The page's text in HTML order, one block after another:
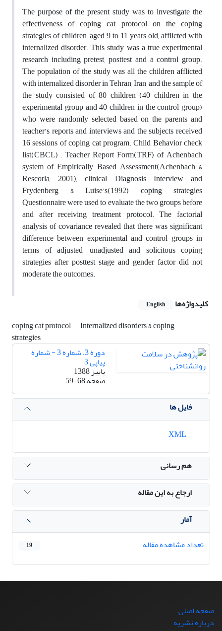
The purpose of the present study was to investigate the
effectiveness of coping cat protocol on the coping
strategies of children, aged 9 to 11 years old, afflicted with
internalized disorder. This study was a true experimental
research including pretest, posttest and a control group.
The population of the study was all the children afflicted
with internalized disorder in Tehran, Iran, and the sample of
the study consisted of 80 children (40 children in the
experimental group and 40 children in the control group)
who were randomly selected based on the parents and
teacher’s reports and interviews and the subjects received
16 sessions of coping cat program. Child Behavior check
list(CBCL) , Teacher Report Form(TRF) of Achenbach
system of Empirically Based Assessment(Achenbach &
Rescorla, 2001), clinical Diagnosis Interview and
Frydenberg & Luise’s(1992) coping strategies
Questionnaire were used to evaluate the two groups before
and after receiving treatment protocol. The factorial
analysis of covariance revealed that there was significant
difference between experimental and control groups in
terms of adjusted, unadjusted and solicitous coping
strategies after posttest stage and gender factor did not
moderate the outcomes.
کلیدواژه‌ها
English
coping cat protocol
Internalized disorders & coping
strategies
دوره 3، شماره 3 - شماره
پیاپی 3
پاییز 1388
صفحه59-68
فایل ها
هم رسانی
ارجاع به این مقاله
آمار
تعداد مشاهده مقاله
19
صفحه اصلی
درباره نشریه